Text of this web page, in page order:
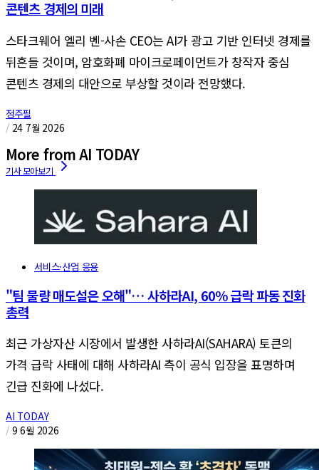
콘텐츠 경제의 미래
스타크웨어 엘리 벤-사손 CEO는 AI가 광고 기반 인터넷 경제를
뒤흔들 것이며, 암호화폐 마이크로페이먼트가 창작자 중심
콘텐츠 경제의 대안으로 부상할 것이라 전망했다.
정주필
/ 24 7월 2026
More from AI TODAY
서비스·산업 응용
"팀 물량 매도설은 오해"… 사하라AI, 60% 급락 파동 진화
총력
최근 가상자산 시장에서 발생한 사하라AI(SAHARA) 토큰의
가격 급락 사태에 대해 사하라AI 측이 공식 입장을 표명하며
긴급 진화에 나섰다.
AI TODAY
/ 9 6월 2026